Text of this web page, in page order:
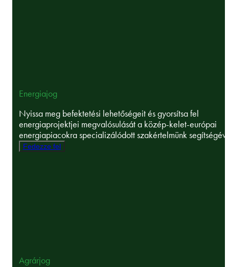
Energiajog
Nyissa meg befektetési lehetőségeit és gyorsítsa fel
energiaprojektjei megvalósulását a közép-kelet-európai
energiapiacokra specializálódott szakértelmünk
Fedezze fel
Agrárjog